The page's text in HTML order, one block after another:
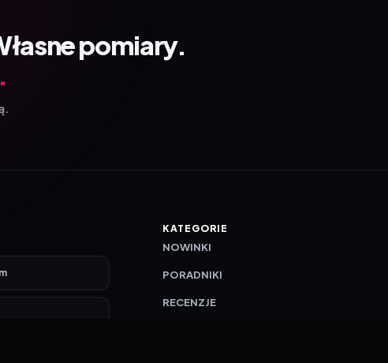
pomiary.
KATEGORIE
NOWINKI
PORADNIKI
RECENZJE